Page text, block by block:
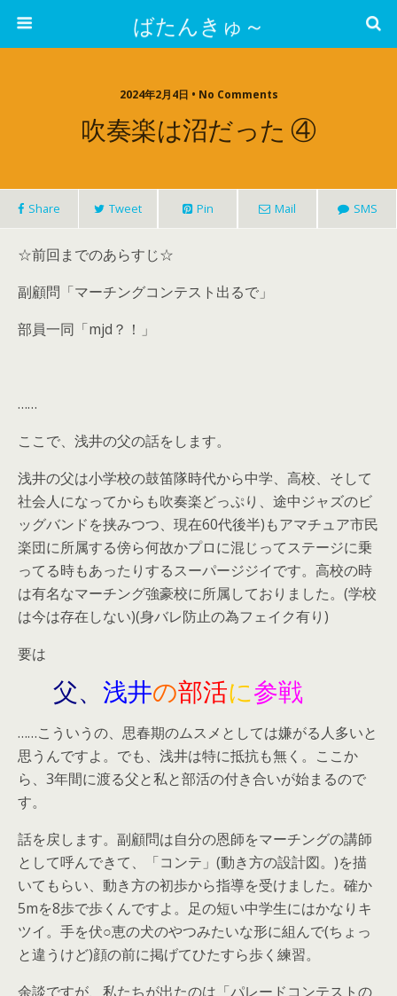
ばたんきゅ～
2024年2月4日 • No Comments
吹奏楽は沼だった ④
Share Tweet Pin Mail SMS
☆前回までのあらすじ☆
副顧問「マーチングコンテスト出るで」
部員一同「mjd？！」
……
ここで、浅井の父の話をします。
浅井の父は小学校の鼓笛隊時代から中学、高校、そして
社会人になってからも吹奏楽どっぷり、途中ジャズのビ
ッグバンドを挟みつつ、現在60代後半)もアマチュア市民
楽団に所属する傍ら何故かプロに混じってステージに乗
ってる時もあったりするスーパージジイです。高校の時
は有名なマーチング強豪校に所属しておりました。(学校
は今は存在しない)(身バレ防止の為フェイク有り)
要は
父、 浅井の部活に参戦
……こういうの、思春期のムスメとしては嫌がる人多いと
思うんですよ。でも、浅井は特に抵抗も無く。ここか
ら、3年間に渡る父と私と部活の付き合いが始まるので
す。
話を戻します。副顧問は自分の恩師をマーチングの講師
として呼んできて、「コンテ」(動き方の設計図。)を描
いてもらい、動き方の初歩から指導を受けました。確か
5mを8歩で歩くんですよ。足の短い中学生にはかなりキ
ツイ。手を伏○恵の犬のやつみたいな形に組んで(ちょっ
と違うけど)顔の前に掲げてひたすら歩く練習。
余談ですが、私たちが出たのは「パレードコンテストの